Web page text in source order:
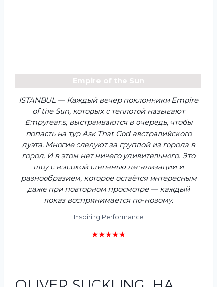
Empire of the Sun
ISTANBUL — Каждый вечер поклонники Empire
of the Sun, которых с теплотой называют
Empyreans, выстраиваются в очередь, чтобы
попасть на тур Ask That God австралийского
дуэта. Многие следуют за группой из города в
город. И в этом нет ничего удивительного. Это
шоу с высокой степенью детализации и
разнообразием, которое остаётся интересным
даже при повторном просмотре — каждый
показ воспринимается по-новому.
Inspiring Performance
★★★★★